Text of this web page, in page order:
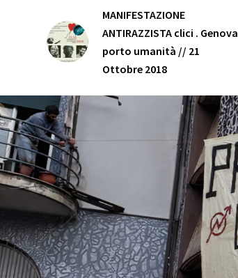
MANIFESTAZIONE
ANTIRAZZISTA clici . Genova
porto umanità // 21
Ottobre 2018